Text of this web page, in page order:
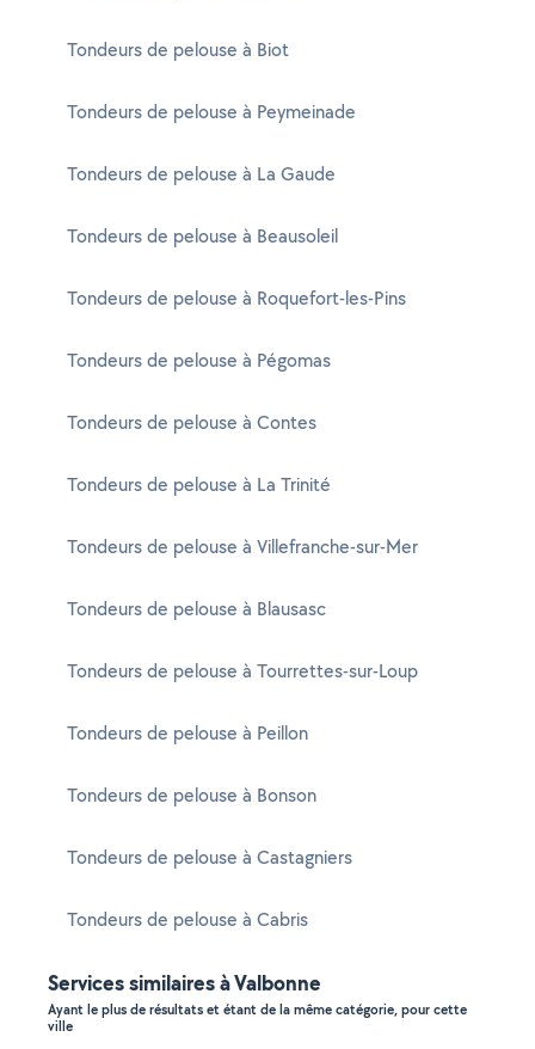
Tondeurs de pelouse à Biot
Tondeurs de pelouse à Peymeinade
Tondeurs de pelouse à La Gaude
Tondeurs de pelouse à Beausoleil
Tondeurs de pelouse à Roquefort-les-Pins
Tondeurs de pelouse à Pégomas
Tondeurs de pelouse à Contes
Tondeurs de pelouse à La Trinité
Tondeurs de pelouse à Villefranche-sur-Mer
Tondeurs de pelouse à Blausasc
Tondeurs de pelouse à Tourrettes-sur-Loup
Tondeurs de pelouse à Peillon
Tondeurs de pelouse à Bonson
Tondeurs de pelouse à Castagniers
Tondeurs de pelouse à Cabris
Services similaires à Valbonne
Ayant le plus de résultats et étant de la même catégorie, pour cette
ville